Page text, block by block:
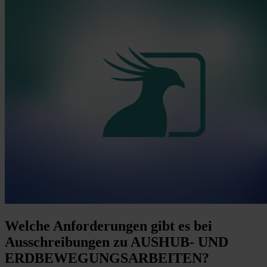
Welche Anforderungen gibt es bei
Ausschreibungen zu AUSHUB- UND
ERDBEWEGUNGSARBEITEN?